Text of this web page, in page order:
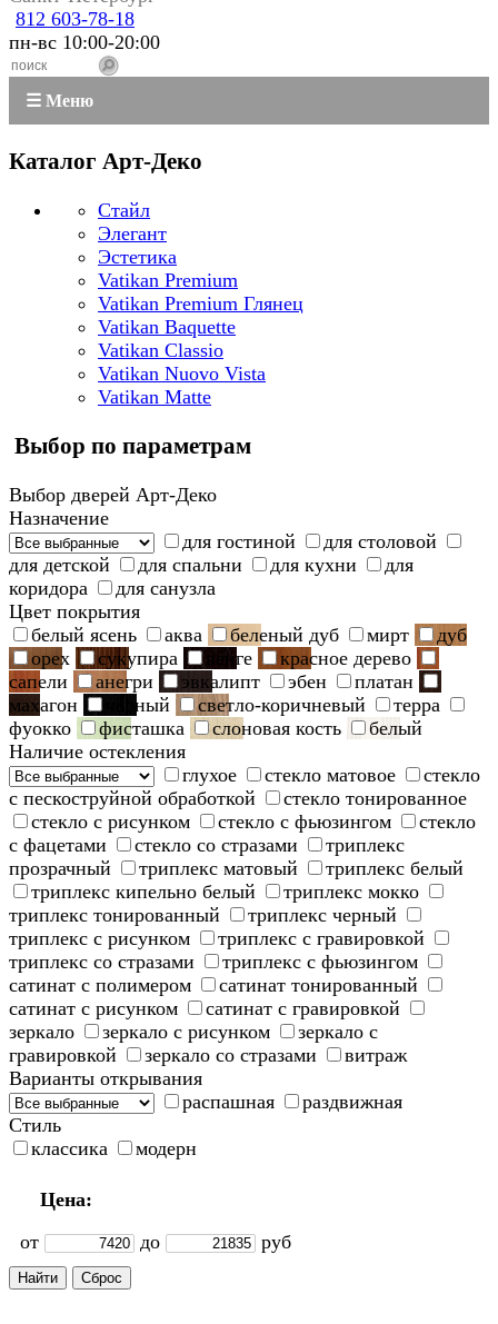
812 603-78-18
пн-вс 10:00-20:00
☰ Меню
Каталог Арт-Деко
Стайл
Элегант
Эстетика
Vatikan Premium
Vatikan Premium Глянец
Vatikan Baquette
Vatikan Classio
Vatikan Nuovo Vista
Vatikan Matte
Выбор по параметрам
Выбор дверей Арт-Деко
Назначение
для гостиной
для столовой
для детской
для спальни для кухни
для
коридора
для санузла
Цвет покрытия
белый ясень
аква беленый дуб мирт
дуб
орех
сукупира венге
красное дерево
сапели
анегри эвкалипт эбен
платан
махагон
черный светло-коричневый
терра
фуокко
фисташка слоновая кость
белый
Наличие остекления
глухое
стекло матовое
стекло
с пескоструйной обработкой
стекло тонированное
стекло с рисунком
стекло с фьюзингом
стекло
с фацетами
стекло со стразами
триплекс
прозрачный
триплекс матовый
триплекс белый
триплекс кипельно белый
триплекс мокко
триплекс тонированный
триплекс черный
триплекс с рисунком
триплекс с гравировкой
триплекс со стразами
триплекс с фьюзингом
сатинат с полимером
сатинат тонированный
сатинат с рисунком
сатинат с гравировкой
зеркало
зеркало с рисунком
зеркало с
гравировкой
зеркало со стразами
витраж
Варианты открывания
распашная
раздвижная
Стиль
классика
модерн
Цена:
от
до руб